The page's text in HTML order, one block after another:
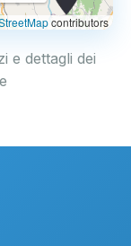
contributors
e dettagli dei